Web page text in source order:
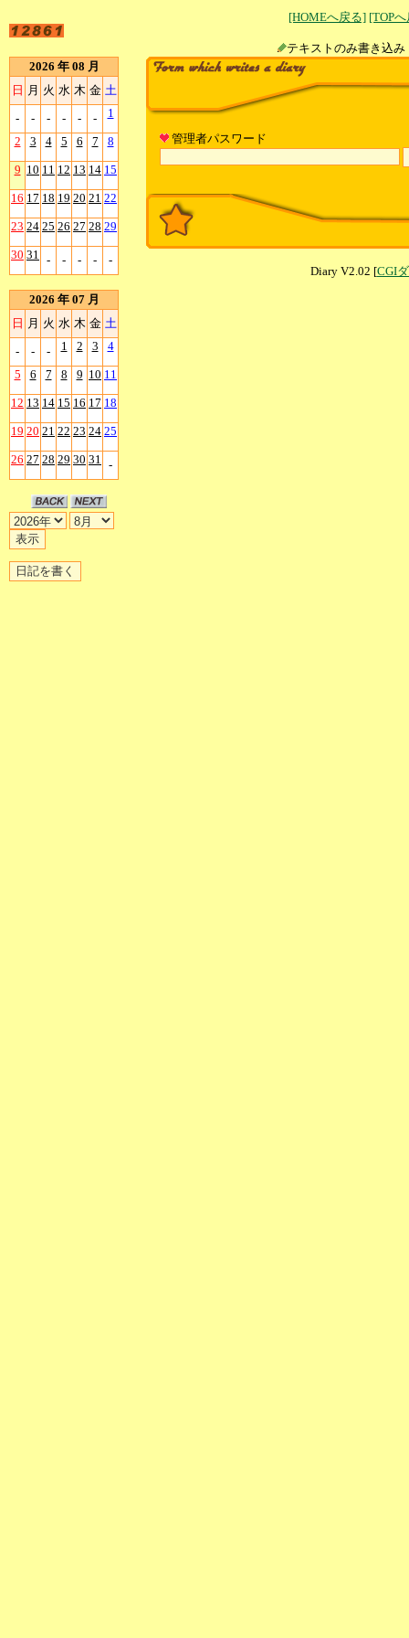
[HOMEへ戻る] [TOP
テキストのみ書
2026 年 08 月
日 月 火 水 木 金 土
- - - - - - 1
2 3 4 5 6 7 8
9 10 11 12 13 14 15
16 17 18 19 20 21 22
23 24 25 26 27 28 29
30 31 - - - - -
2026 年 07 月
日 月 火 水 木 金 土
- - - 1 2 3 4
5 6 7 8 9 10 11
12 13 14 15 16 17 18
19 20 21 22 23 24 25
26 27 28 29 30 31 -
管理者パスワード
Diary V2.02 [CGI